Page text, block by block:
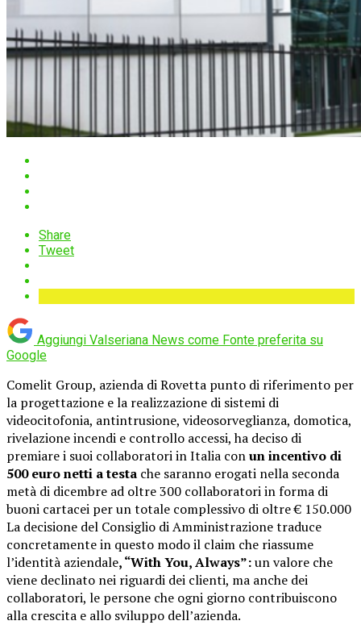
Share
Tweet
Aggiungi Valseriana News come Fonte preferita su
Google
Comelit Group, azienda di Rovetta punto di riferimento per
la progettazione e la realizzazione di sistemi di
videocitofonia, antintrusione, videosorveglianza, domotica,
rivelazione incendi e controllo accessi, ha deciso di
premiare i suoi collaboratori in Italia conun incentivo di
500 euro netti a testa che saranno erogati nella seconda
metà di dicembre ad oltre 300 collaboratori in forma di
buoni cartacei per un totale complessivo di oltre € 150.000
La decisione del Consiglio di Amministrazione traduce
concretamente in questo modo il claim che riassume
l’identità aziendale, “With You, Always”:un valore che
viene declinato nei riguardi dei clienti, ma anche dei
collaboratori, le persone che ogni giorno contribuiscono
alla crescita e allo sviluppo dell’azienda.